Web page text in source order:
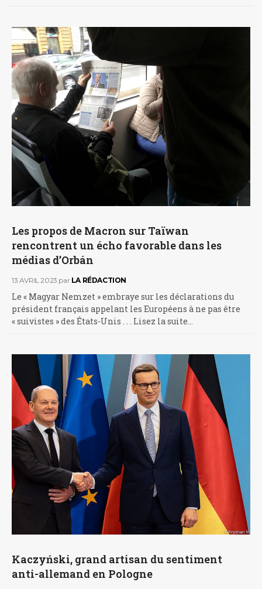
Les propos de Macron sur Taïwan
rencontrent un écho favorable dans les
médias d’Orbán
13 AVRIL 2023 par LA RÉDACTION
Le « Magyar Nemzet » embraye sur les déclarations du
président français appelant les Européens à ne pas être
« suivistes » des États-Unis . . . Lisez la suite…
Kaczyński, grand artisan du sentiment
anti-allemand en Pologne